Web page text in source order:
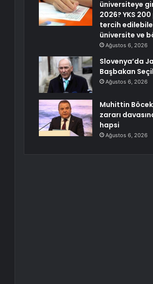
üniversiteye
2026? YKS
tercih
üniversite ve
Ağustos 6, 2026
Slovenya’da
Başbakan
Ağustos 6, 2026
Muhittin
zararı
hapsi
Ağustos 6, 2026